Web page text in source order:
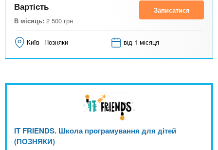
Вартість
В місяць: 2 500 грн
Записатися
Київ Позняки від 1 місяця
IT FRIENDS. Школа програмування для дітей
(ПОЗНЯКИ)